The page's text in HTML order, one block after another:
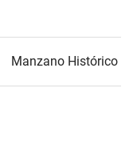
Manzano Histórico